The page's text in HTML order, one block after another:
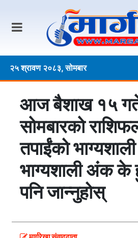
२५ श्रावण २०८३, सोमबार
आज बैशाख १५
साेमबारकाे
तपाईंको
भाग्यशाली अंक
पनि जान्नुहोस्